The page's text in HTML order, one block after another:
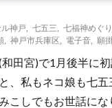
神戸 七五三 七福神めぐり
神戸市兵庫区 電子音 願
田宮)で1月後半に
、私もネコ娘も七五
こしでもお世話に